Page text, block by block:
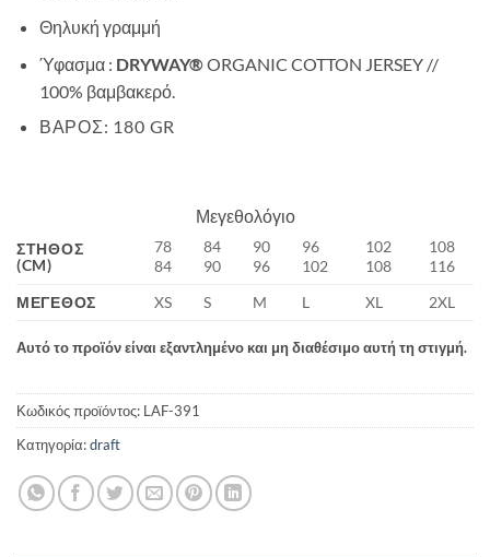
Θηλυκή γραμμή
Ύφασμα : DRYWAY®ORGANIC COTTON JERSEY //
100% βαμβακερό.
ΒΆΡΟΣ: 180 GR
Μεγεθολόγιο
ΣΤΉΘΟΣ
(CM)
78
84
84
90
90
96
96
102
102
108
108
116
ΜΈΓΕΘΟΣ
XS S M L XL 2XL
Αυτό το προϊόν είναι εξαντλημένο και μη διαθέσιμο αυτή τη στιγμή.
Κωδικός προϊόντος: LAF-391
Κατηγορία:draft